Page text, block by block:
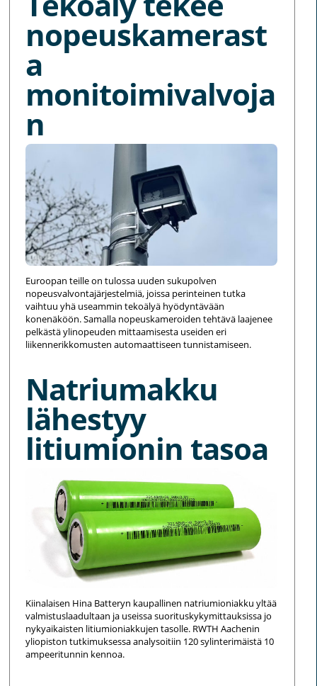
nopeuskamerast
a
monitoimivalvoja
n
Euroopan teille on tulossa uuden sukupolven
nopeusvalvontajärjestelmiä, joissa perinteinen tutka
vaihtuu yhä useammin tekoälyä hyödyntävään
konenäköön. Samalla nopeuskameroiden tehtävä laajenee
pelkästä ylinopeuden mittaamisesta useiden eri
liikennerikkomusten automaattiseen tunnistamiseen.
Natriumakku
lähestyy
litiumionin tasoa
Kiinalaisen Hina Batteryn kaupallinen natriumioniakku yltää
valmistuslaadultaan ja useissa suorituskykymittauksissa jo
nykyaikaisten litiumioniakkujen tasolle. RWTH Aachenin
yliopiston tutkimuksessa analysoitiin 120 sylinterimäistä 10
ampeeritunnin kennoa.